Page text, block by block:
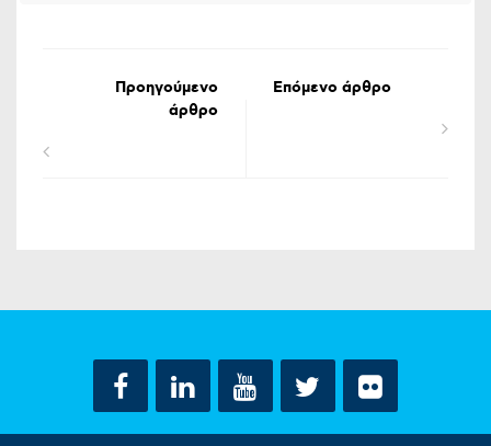
Προηγούμενο
άρθρο
Επόμενο άρθρο